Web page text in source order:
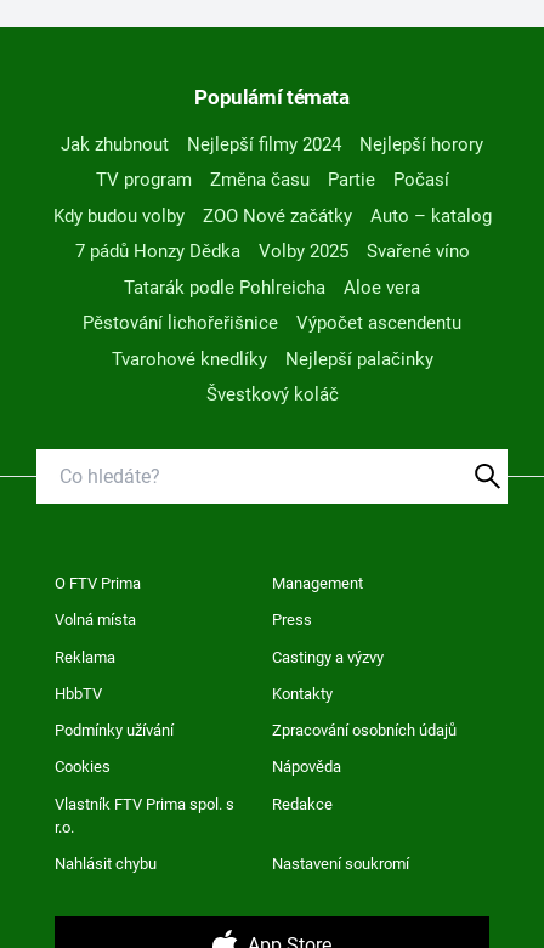
Populární témata
Jak zhubnout Nejlepší filmy 2024
Nejlepší horory
TV program
Změna času Partie
Počasí
Kdy budou volby
ZOO Nové začátky
Auto – katalog
7 pádů Honzy Dědka
Volby 2025
Svařené víno
Tatarák podle Pohlreicha
Aloe vera
Pěstování lichořeřišnice
Výpočet ascendentu
Tvarohové knedlíky
Nejlepší palačinky
Švestkový koláč
O FTV Prima Management
Volná místa Press
Reklama Castingy a výzvy
HbbTV Kontakty
Podmínky užívání Zpracování osobních údajů
Cookies Nápověda
Vlastník FTV Prima spol. s
r.o.
Redakce
Nahlásit chybu Nastavení soukromí